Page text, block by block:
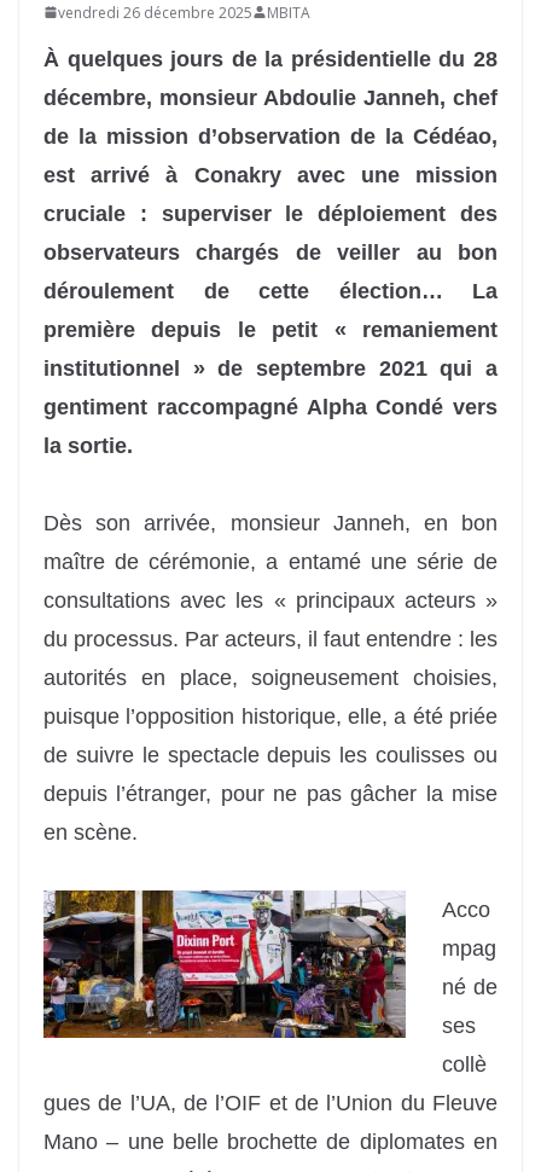
vendredi 26 décembre 2025 MBITA
À quelques jours de la présidentielle du 28
décembre, monsieur Abdoulie Janneh, chef
de la mission d’observation de la Cédéao,
est arrivé à Conakry avec une mission
cruciale : superviser le déploiement des
observateurs chargés de veiller au bon
déroulement de cette élection… La
première depuis le petit « remaniement
institutionnel » de septembre 2021 qui a
gentiment raccompagné Alpha Condé vers
la sortie.
Dès son arrivée, monsieur Janneh, en bon
maître de cérémonie, a entamé une série de
consultations avec les « principaux acteurs »
du processus. Par acteurs, il faut entendre : les
autorités en place, soigneusement choisies,
puisque l’opposition historique, elle, a été priée
de suivre le spectacle depuis les coulisses ou
depuis l’étranger, pour ne pas gâcher la mise
en scène.
Acco
mpag
né de
ses
collè
gues de l’UA, de l’OIF et de l’Union du Fleuve
Mano – une belle brochette de diplomates en